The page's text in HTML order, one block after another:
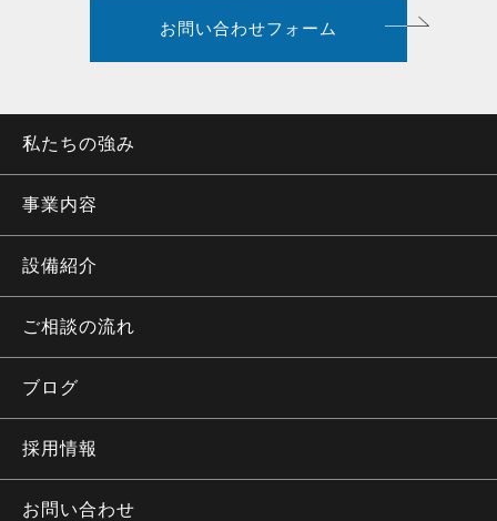
お問い合わせフォーム
私たちの強み
事業内容
設備紹介
ご相談の流れ
ブログ
採用情報
お問い合わせ